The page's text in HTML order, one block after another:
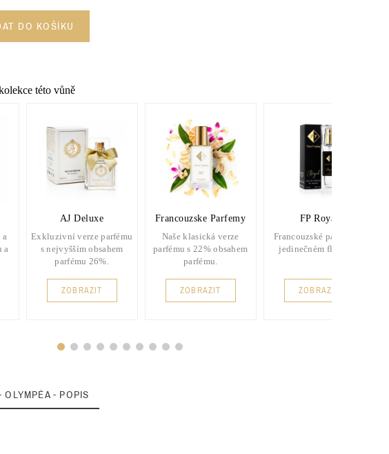
DO KOŠÍKU
této vůně
a
a
AJ Deluxe
Exkluzivní verze parfému
s nejvyšším obsahem
parfému 26%.
ZOBRAZIT
Francouzske Parfemy
Naše klasická verze
parfému s 22% obsahem
parfému.
ZOBRAZIT
FP Royal
Francouzské parfémy v
jedinečném flakónu.
ZOBRAZIT
- POPIS